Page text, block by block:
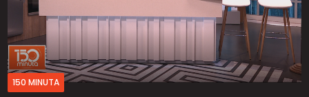
150 MINUTA